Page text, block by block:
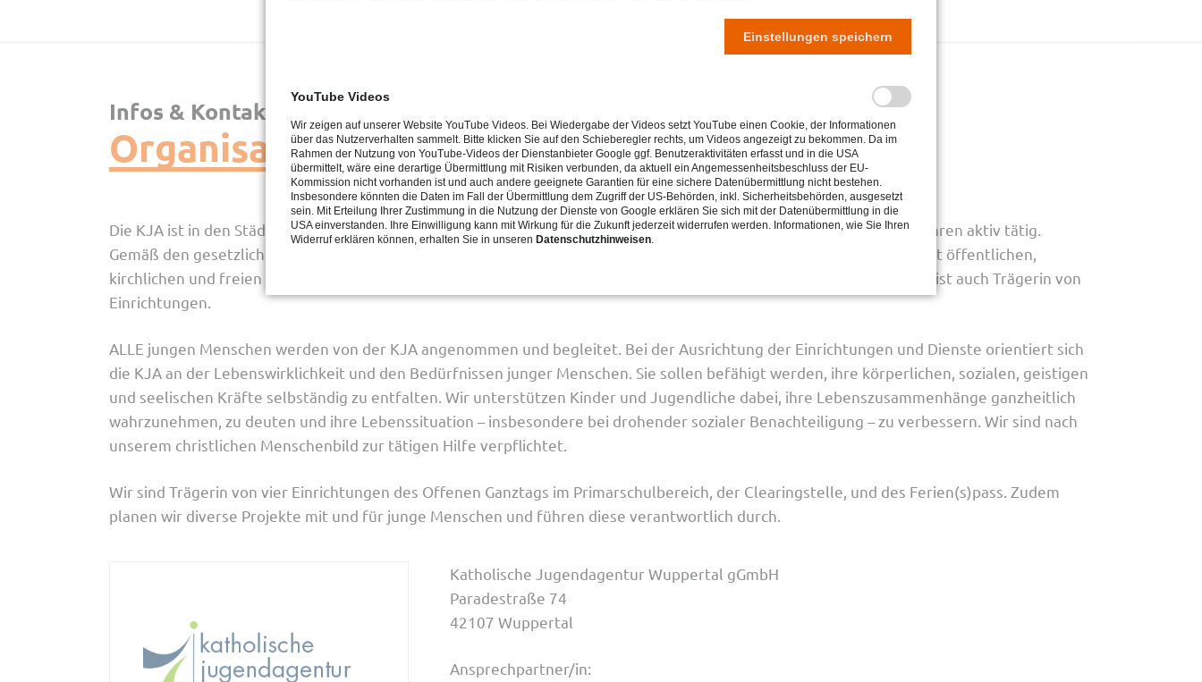
Infos & Kontaktdaten der
Organisation
Die KJA ist in den Städten Remscheid, Solingen und Wuppertal als anerkannte Trägerin der freien Jugendhilfe seit Jahren aktiv tätig.
Gemäß den gesetzlichen Bestimmungen des Kinder- und Jugendhilfegesetzes beteiligt sich die KJA in Kooperation mit öffentlichen,
kirchlichen und freien Trägern der Jugendhilfe an der Planung und Durchführung von Projekten und Maßnahmen. Sie ist auch Trägerin von
Einrichtungen.
ALLE jungen Menschen werden von der KJA angenommen und begleitet. Bei der Ausrichtung der Einrichtungen und Dienste orientiert sich
die KJA an der Lebenswirklichkeit und den Bedürfnissen junger Menschen. Sie sollen befähigt werden, ihre körperlichen, sozialen, geistigen
und seelischen Kräfte selbständig zu entfalten. Wir unterstützen Kinder und Jugendliche dabei, ihre Lebenszusammenhänge ganzheitlich
wahrzunehmen, zu deuten und ihre Lebenssituation – insbesondere bei drohender sozialer Benachteiligung – zu verbessern. Wir sind nach
unserem christlichen Menschenbild zur tätigen Hilfe verpflichtet.
Wir sind Trägerin von vier Einrichtungen des Offenen Ganztags im Primarschulbereich, der Clearingstelle, und des Ferien(s)pass. Zudem
planen wir diverse Projekte mit und für junge Menschen und führen diese verantwortlich durch.
Katholische Jugendagentur Wuppertal gGmbH
Paradestraße 74
42107 Wuppertal
Ansprechpartner/in:
Einstellungen speichern
YouTube Videos
Wir zeigen auf unserer Website YouTube Videos. Bei Wiedergabe der Videos setzt YouTube einen Cookie, der Informationen
über das Nutzerverhalten sammelt. Bitte klicken Sie auf den Schieberegler rechts, um Videos angezeigt zu bekommen. Da im
Rahmen der Nutzung von YouTube-Videos der Dienstanbieter Google ggf. Benutzeraktivitäten erfasst und in die USA
übermittelt, wäre eine derartige Übermittlung mit Risiken verbunden, da aktuell ein Angemessenheitsbeschluss der EU-
Kommission nicht vorhanden ist und auch andere geeignete Garantien für eine sichere Datenübermittlung nicht bestehen.
Insbesondere könnten die Daten im Fall der Übermittlung dem Zugriff der US-Behörden, inkl. Sicherheitsbehörden, ausgesetzt
sein. Mit Erteilung Ihrer Zustimmung in die Nutzung der Dienste von Google erklären Sie sich mit der Datenübermittlung in die
USA einverstanden. Ihre Einwilligung kann mit Wirkung für die Zukunft jederzeit widerrufen werden. Informationen, wie Sie Ihren
Widerruf erklären können, erhalten Sie in unseren Datenschutzhinweisen.